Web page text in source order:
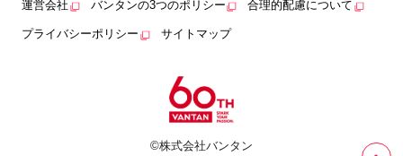
運営会社 バンタンの3つのポリシー 合理的配慮について
プライバシーポリシー サイトマップ
©株式会社バンタン